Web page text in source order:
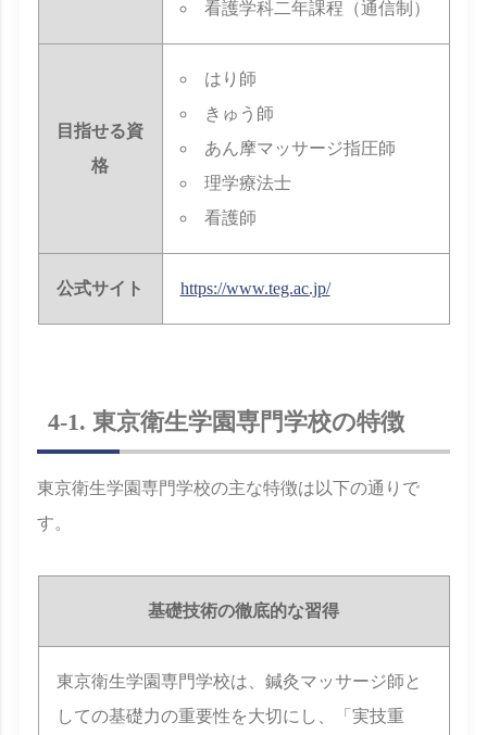
看護学科二年課程（通信制）
目指せる資
格
はり師
きゅう師
あん摩マッサージ指圧師
理学療法士
看護師
公式サイト https://www.teg.ac.jp/
4-1. 東京衛生学園専門学校の特徴
東京衛生学園専門学校の主な特徴は以下の通りで
す。
基礎技術の徹底的な習得
東京衛生学園専門学校は、鍼灸マッサージ師と
しての基礎力の重要性を大切にし、「実技重